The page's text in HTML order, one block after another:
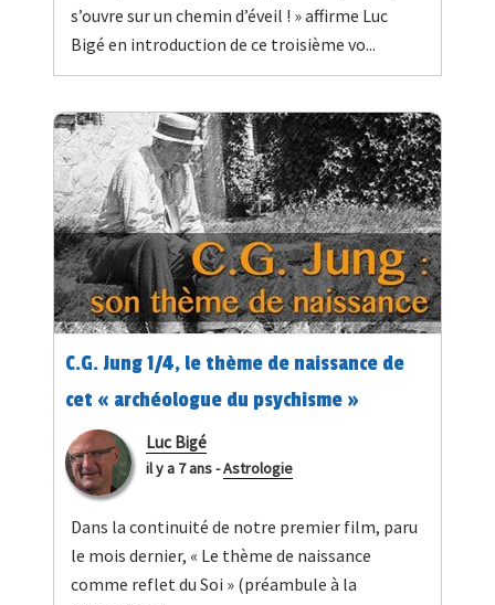
s’ouvre sur un chemin d’éveil ! » affirme Luc
Bigé en introduction de ce troisième vo...
C.G. Jung 1/4, le thème de naissance de
cet « archéologue du psychisme »
Luc Bigé
il y a 7 ans-Astrologie
Dans la continuité de notre premier film, paru
le mois dernier, « Le thème de naissance
comme reflet du Soi » (préambule à la